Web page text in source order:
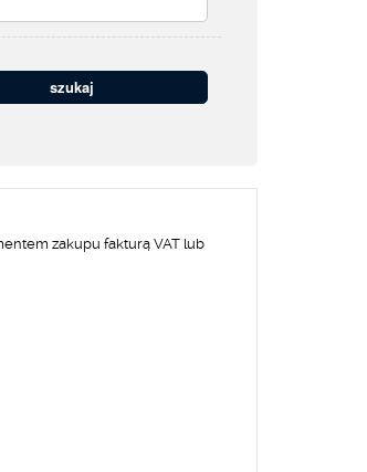
zakupu fakturą VAT lub